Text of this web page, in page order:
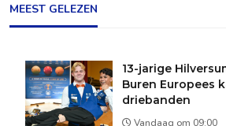
MEEST GELEZEN
13-jarige
Buren Europees
driebanden
Vandaag om 09:00